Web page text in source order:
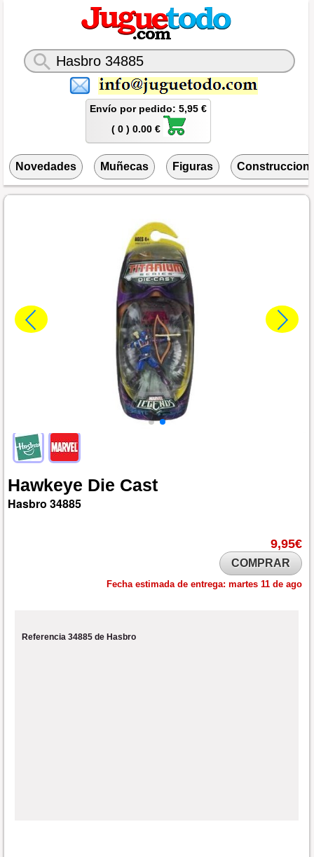
Envío por pedido: 5,95 €
( 0 ) 0.00 €
Novedades Muñecas Figuras
Hawkeye Die Cast
Hasbro 34885
9,95€
COMPRAR
Fecha estimada de entrega: martes 11 de ago
Referencia 34885 de Hasbro